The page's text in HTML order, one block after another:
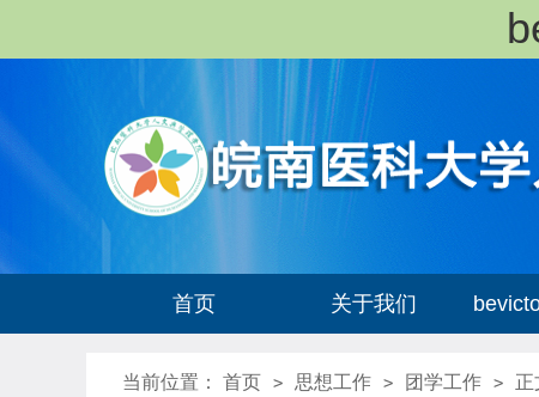
首页 关于我们
当前位置： 首页 > 思想工作 > 团学工作 > 正